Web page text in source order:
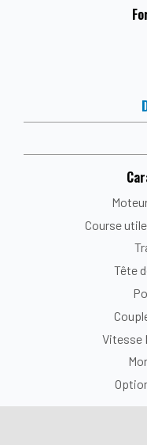
Course
Tête
Vitesse